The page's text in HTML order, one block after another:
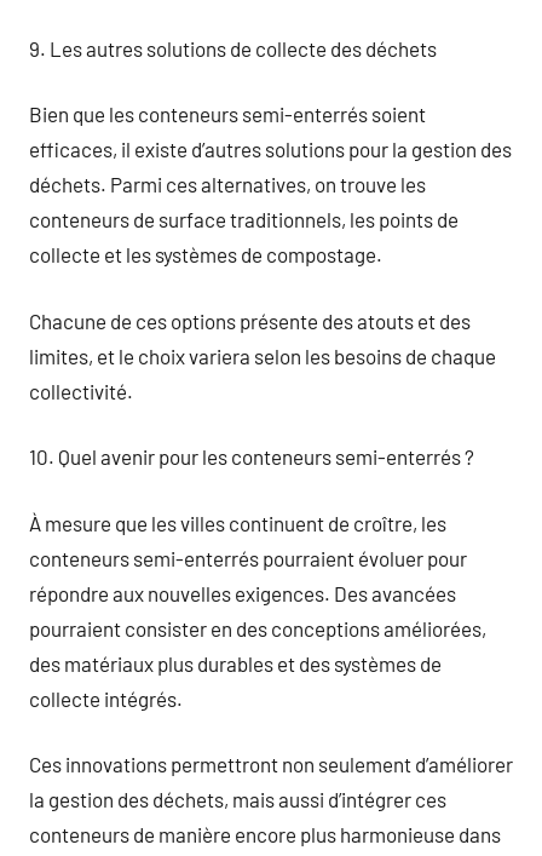
9. Les autres solutions de collecte des déchets
Bien que les conteneurs semi-enterrés soient
efficaces, il existe d’autres solutions pour la gestion des
déchets. Parmi ces alternatives, on trouve les
conteneurs de surface traditionnels, les points de
collecte et les systèmes de compostage.
Chacune de ces options présente des atouts et des
limites, et le choix variera selon les besoins de chaque
collectivité.
10. Quel avenir pour les conteneurs semi-enterrés ?
À mesure que les villes continuent de croître, les
conteneurs semi-enterrés pourraient évoluer pour
répondre aux nouvelles exigences. Des avancées
pourraient consister en des conceptions améliorées,
des matériaux plus durables et des systèmes de
collecte intégrés.
Ces innovations permettront non seulement d’améliorer
la gestion des déchets, mais aussi d’intégrer ces
conteneurs de manière encore plus harmonieuse dans